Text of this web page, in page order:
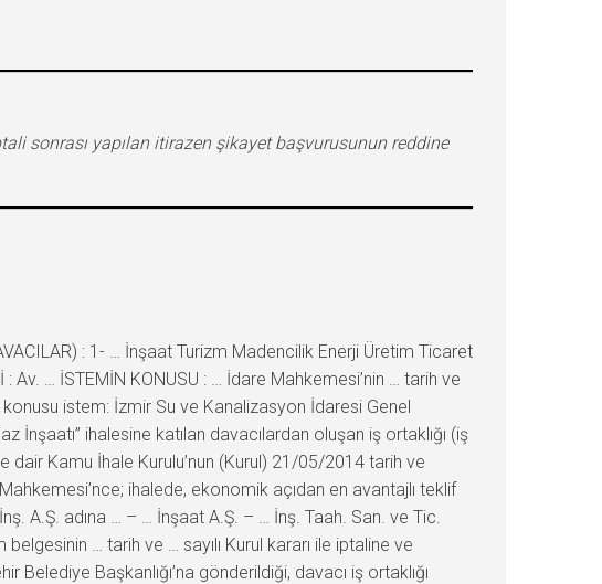
sonrası yapılan itirazen şikayet başvurusunun reddine
: 1- … İnşaat Turizm Madencilik Enerji Üretim Ticaret
Av. … İSTEMİN KONUSU : … İdare Mahkemesi’nin … tarih ve
konusu istem: İzmir Su ve Kanalizasyon İdaresi Genel
İnşaatı” ihalesine katılan davacılardan oluşan iş ortaklığı (iş
dair Kamu İhale Kurulu’nun (Kurul) 21/05/2014 tarih ve
ihalede, ekonomik açıdan en avantajlı teklif
A.Ş. adına … – … İnşaat A.Ş. – … İnş. Taah. San. ve Tic.
… tarih ve … sayılı Kurul kararı ile iptaline ve
Başkanlığı’na gönderildiği, davacı iş ortaklığı